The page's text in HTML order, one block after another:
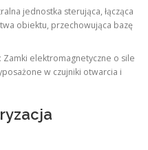
jednostka sterująca, łącząca
obiektu, przechowująca bazę
Zamki elektromagnetyczne o sile
w czujniki otwarcia i